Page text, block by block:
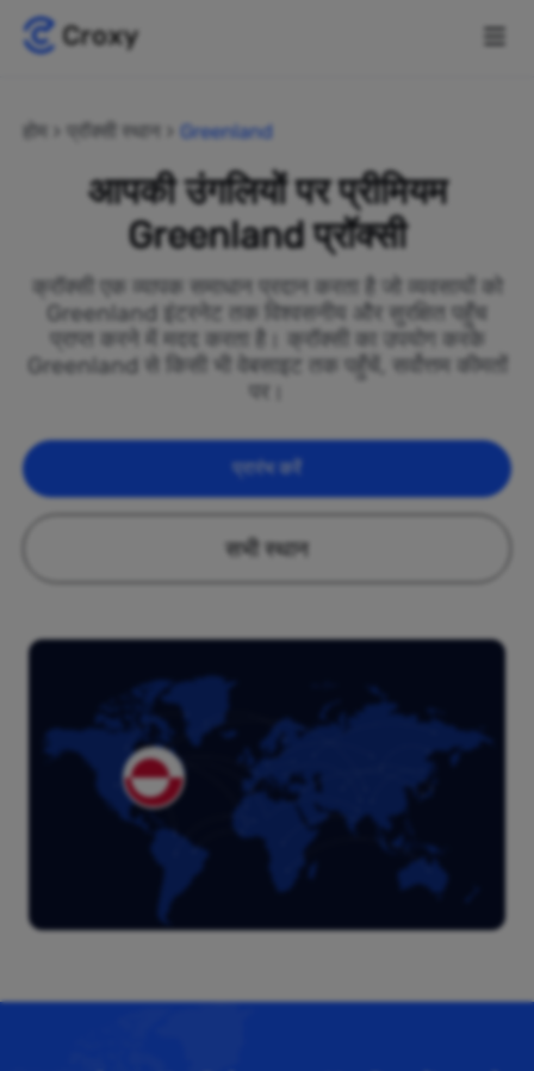
होम प्रॉक्सी स्थान Greenland
आपकी उंगलियों पर प्रीमियम
Greenland प्रॉक्सी
क्रॉक्सी एक व्यापक समाधान प्रदान करता है जो व्यवसायों को
Greenland इंटरनेट तक विश्वसनीय और सुरक्षित पहुँच
प्राप्त करने में मदद करता है। क्रॉक्सी का उपयोग करके
Greenland से किसी भी वेबसाइट तक पहुँचें, सर्वोत्तम कीमतों
पर।
प्रारंभ करें
सभी स्थान